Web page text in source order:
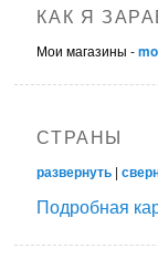
КАК Я
Мои магазины -
СТРАНЫ
развернуть |
Подробная